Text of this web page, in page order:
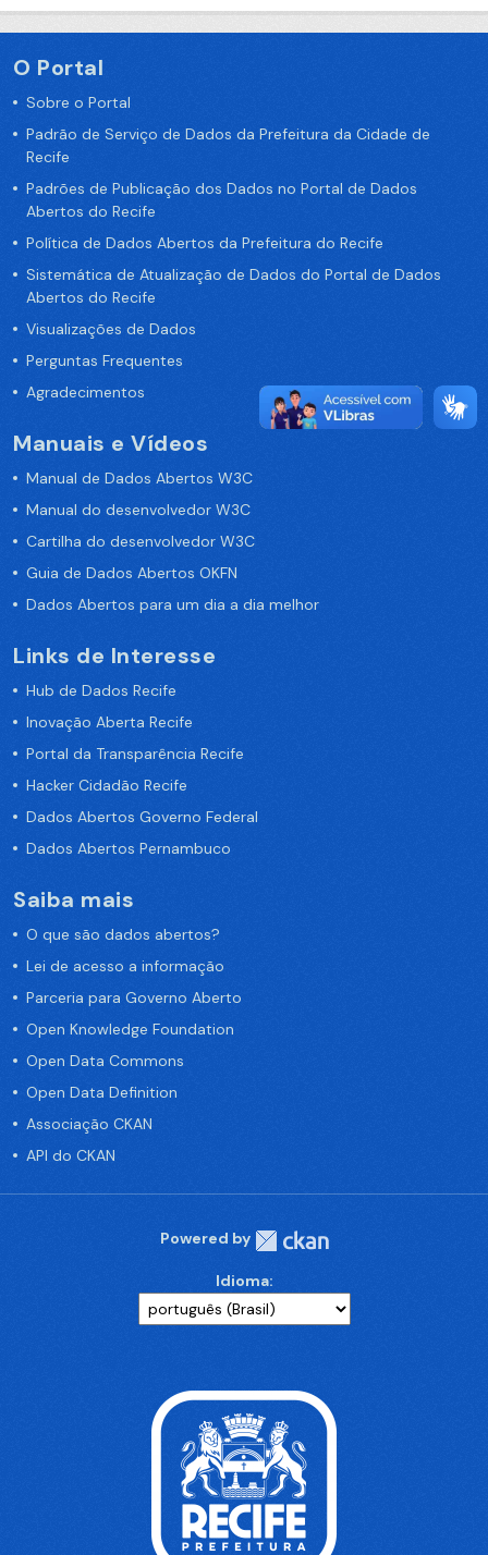
O Portal
Sobre o Portal
Padrão de Serviço de Dados da Prefeitura da Cidade de
Recife
Padrões de Publicação dos Dados no Portal de Dados
Abertos do Recife
Política de Dados Abertos da Prefeitura do Recife
Sistemática de Atualização de Dados do Portal de Dados
Abertos do Recife
Visualizações de Dados
Perguntas Frequentes
Agradecimentos
Manuais e Vídeos
Manual de Dados Abertos W3C
Manual do desenvolvedor W3C
Cartilha do desenvolvedor W3C
Guia de Dados Abertos OKFN
Dados Abertos para um dia a dia melhor
Links de Interesse
Hub de Dados Recife
Inovação Aberta Recife
Portal da Transparência Recife
Hacker Cidadão Recife
Dados Abertos Governo Federal
Dados Abertos Pernambuco
Saiba mais
O que são dados abertos?
Lei de acesso a informação
Parceria para Governo Aberto
Open Knowledge Foundation
Open Data Commons
Open Data Definition
Associação CKAN
API do CKAN
Powered by
Idioma